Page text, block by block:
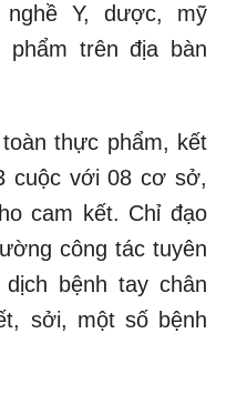
Y, dược, mỹ
trên địa bàn
thực phẩm, kết
cuộc với 08 cơ sở,
cam kết. Chỉ đạo
công tác tuyên
bệnh tay chân
sởi, một số bệnh